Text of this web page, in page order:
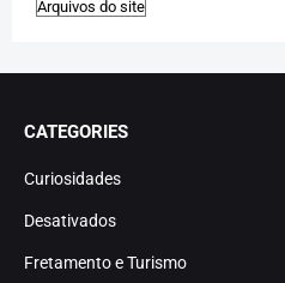
CATEGORIES
Curiosidades
Desativados
Fretamento e Turismo